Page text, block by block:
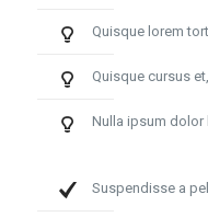
Quisque lorem
Quisque cursus
Nulla ipsum
Suspendisse a